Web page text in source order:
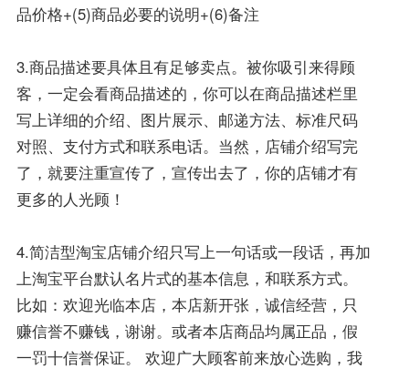
品价格+(5)商品必要的说明+(6)备注
3.商品描述要具体且有足够卖点。被你吸引来得顾
客，一定会看商品描述的，你可以在商品描述栏里
写上详细的介绍、图片展示、邮递方法、标准尺码
对照、支付方式和联系电话。当然，店铺介绍写完
了，就要注重宣传了，宣传出去了，你的店铺才有
更多的人光顾！
4.简洁型淘宝店铺介绍只写上一句话或一段话，再加
上淘宝平台默认名片式的基本信息，和联系方式。
比如：欢迎光临本店，本店新开张，诚信经营，只
赚信誉不赚钱，谢谢。或者本店商品均属正品，假
一罚十信誉保证。 欢迎广大顾客前来放心选购，我